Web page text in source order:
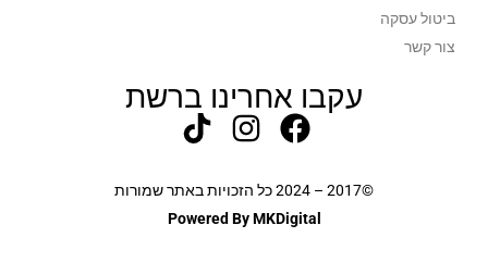
ביטול עסקה
צור קשר
עקבו אחרינו ברשת
©2017 – 2024 כל הזכויות באתר שמורות
Powered By MKDigital